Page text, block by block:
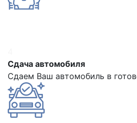
Сдача автомобиля
Сдаем Ваш автомобиль в